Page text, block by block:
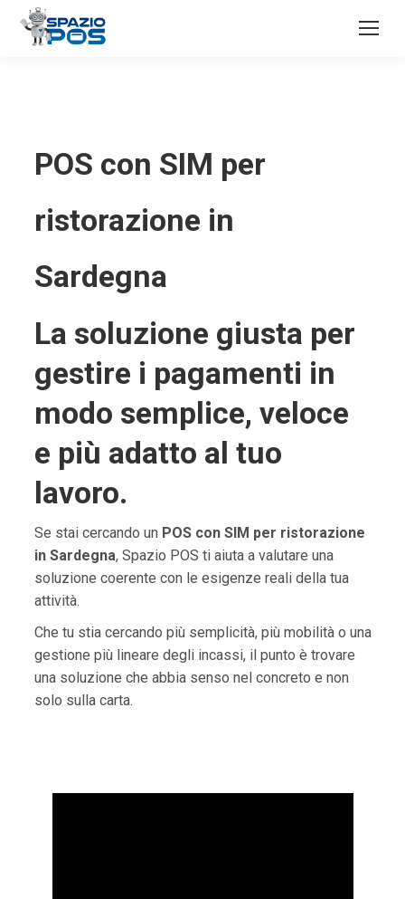
POS con SIM per
ristorazione in
Sardegna
La soluzione giusta per
gestire i pagamenti in
modo semplice, veloce
e più adatto al tuo
lavoro.
Se stai cercando un POS con SIM per ristorazione
in Sardegna, Spazio POS ti aiuta a valutare una
soluzione coerente con le esigenze reali della tua
attività.
Che tu stia cercando più semplicità, più mobilità o una
gestione più lineare degli incassi, il punto è trovare
una soluzione che abbia senso nel concreto e non
solo sulla carta.